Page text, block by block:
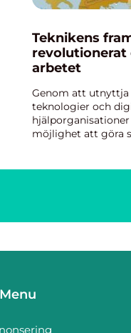
Teknikens
revolutionerat
arbetet
Genom att utnyttja
teknologier och
möjlighet att göra
Menu